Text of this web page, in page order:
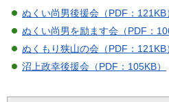
ぬくい尚男後援会（PDF：121KB
ぬくい尚男を励ます会（PDF：
ぬくもり狭山の会（PDF：121KB
沼上政幸後援会（PDF：105KB）